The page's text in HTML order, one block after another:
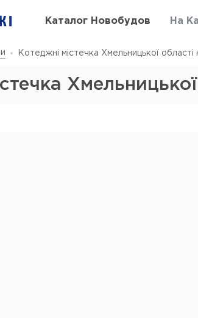
Каталог Новобудов На
Котеджні містечка Хмельницької області